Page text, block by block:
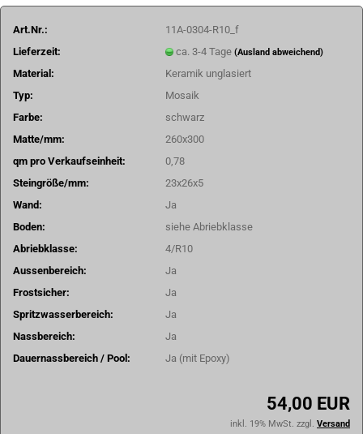
Art.Nr.:
11A-0304-R10_f
Lieferzeit:
ca. 3-4 Tage(Ausland abweichend)
Material:
Keramik unglasiert
Typ:
Mosaik
Farbe:
schwarz
Matte/mm:
260x300
qm pro Verkaufseinheit:
0,78
Steingröße/mm:
23x26x5
Wand:
Ja
Boden:
siehe Abriebklasse
Abriebklasse:
4/R10
Aussenbereich:
Ja
Frostsicher:
Ja
Spritzwasserbereich:
Ja
Nassbereich:
Ja
Dauernassbereich / Pool:
Ja (mit Epoxy)
54,00 EUR
inkl. 19% MwSt. zzgl. Versand